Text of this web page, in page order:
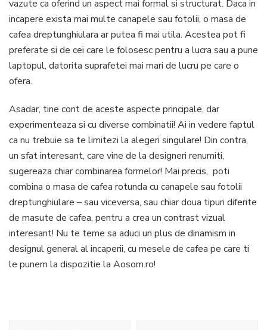
vazute ca oferind un aspect mai formal si structurat. Daca in
incapere exista mai multe canapele sau fotolii, o masa de
cafea dreptunghiulara ar putea fi mai utila. Acestea pot fi
preferate si de cei care le folosesc pentru a lucra sau a pune
laptopul, datorita suprafetei mai mari de lucru pe care o
ofera.
Asadar, tine cont de aceste aspecte principale, dar
experimenteaza si cu diverse combinatii! Ai in vedere faptul
ca nu trebuie sa te limitezi la alegeri singulare! Din contra,
un sfat interesant, care vine de la designeri renumiti,
sugereaza chiar combinarea formelor! Mai precis, poti
combina o masa de cafea rotunda cu canapele sau fotolii
dreptunghiulare – sau viceversa, sau chiar doua tipuri diferite
de masute de cafea, pentru a crea un contrast vizual
interesant! Nu te teme sa aduci un plus de dinamism in
designul general al incaperii, cu mesele de cafea pe care ti
le punem la dispozitie la Aosom.ro!